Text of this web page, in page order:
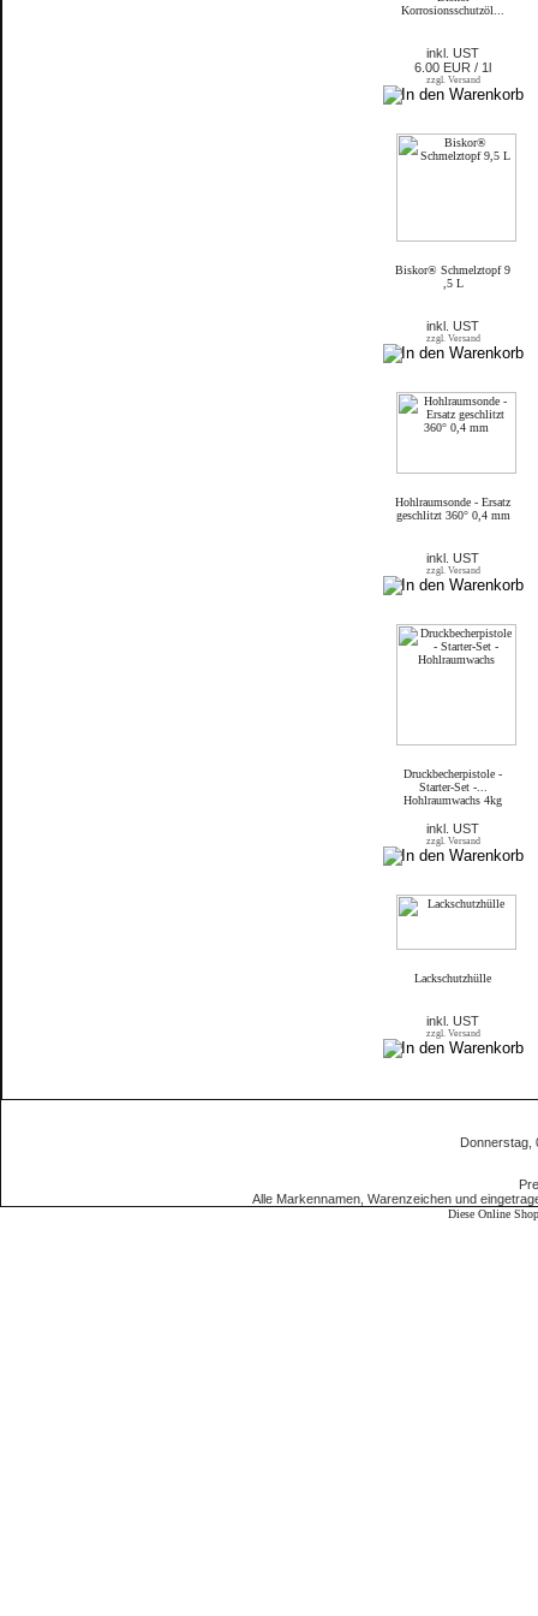
Korrosionsschutzöl...
inkl. UST
6.00 EUR / 1l
zzgl. Versand
Biskor® Schmelztopf 9
,5 L
inkl. UST
zzgl. Versand
Hohlraumsonde - Ersatz
geschlitzt 360° 0,4 mm
inkl. UST
zzgl. Versand
Druckbecherpistole -
Starter-Set -...
Hohlraumwachs 4kg
inkl. UST
zzgl. Versand
Lackschutzhülle
inkl. UST
zzgl. Versand
Alle Markennamen, Warenzeichen und
Diese Online